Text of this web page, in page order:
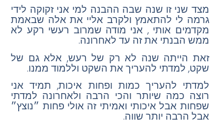
מצד שני זו שנה שבה ההבנה למי אני זקוקה לידי
גרמה לי להתאמץ ולקרב אליי את אלה שבאמת
מקדמים אותי , אני מודה שמרוב רעשי רקע לא
ממש הבנתי את זה עד לאחרונה.
זאת הייתה שנה לא רק של רעש, אלא גם של
שקט, למדתי להעריך את השקט וללמוד ממנו.
למדתי להעריך כמות ופחות איכות, תמיד אני
רוצה כמה שיותר והכי הרבה ולאחרונה למדתי
שפחות אבל איכותי ואמיתי זה אולי פחות ״נוצץ״
אבל הרבה יותר שווה.